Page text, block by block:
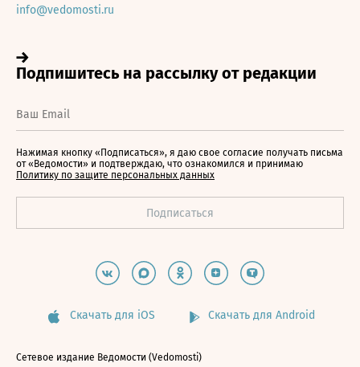
info@vedomosti.ru
Нажимая кнопку «Подписаться», я даю свое согласие получать письма
от «Ведомости» и подтверждаю, что ознакомился и принимаю
Политику по защите персональных данных
Скачать для iOS Скачать для Android
Сетевое издание Ведомости (Vedomosti)